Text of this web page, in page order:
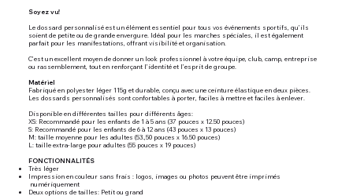
Soyez vu!
Le dossard personnalisé est un élément essentiel pour tous vos événements sportifs, qu’ils
soient de petite ou de grande envergure. Idéal pour les marches spéciales, il est également
parfait pour les manifestations, offrant visibilité et organisation.
C’est un excellent moyen de donner un look professionnel à votre équipe, club, camp, entreprise
ou rassemblement, tout en renforçant l’identité et l’esprit de groupe.
Matériel
Fabriqué en polyester léger 115g et durable, conçu avec une ceinture élastique en deux pièces.
Les dossards personnalisés sont confortables à porter, faciles à mettre et faciles à enlever.
Disponible en différentes tailles pour différents âges:
XS: Recommandé pour les enfants de 1 à 5 ans (37 pouces x 12.50 pouces)
S: Recommandé pour les enfants de 6 à 12 ans (43 pouces x 13 pouces)
M: taille moyenne pour les adultes (53.,50 pouces x 16.50 pouces)
L: taille extra-large pour adultes (55 pouces x 19 pouces)
FONCTIONNALITÉS
Très léger
Impression en couleur sans frais : logos, images ou photos peuvent être imprimés
numériquement
Deux options de tailles: Petit ou grand